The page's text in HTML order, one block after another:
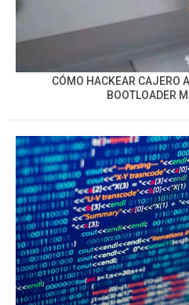
CÓMO HACKEAR CAJERO
BOOTLOADER